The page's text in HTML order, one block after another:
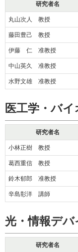
研究者名
丸山次人 教授
藤田豊己 教授
伊藤 仁 准教授
中山英久 准教授
水野文雄 准教授
医工学・バイ
研究者名
小林正樹 教授
葛西重信 教授
鈴木郁郎 准教授
辛島彰洋 講師
光・情報デバ
研究者名